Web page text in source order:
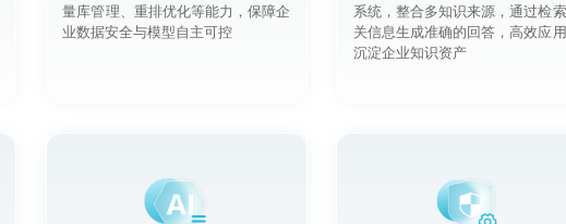
量库管理、重排优化等能力，保障企
业数据安全与模型自主可控
系统，整合多知识来源，通过检
关信息生成准确的回答，高效应
沉淀企业知识资产